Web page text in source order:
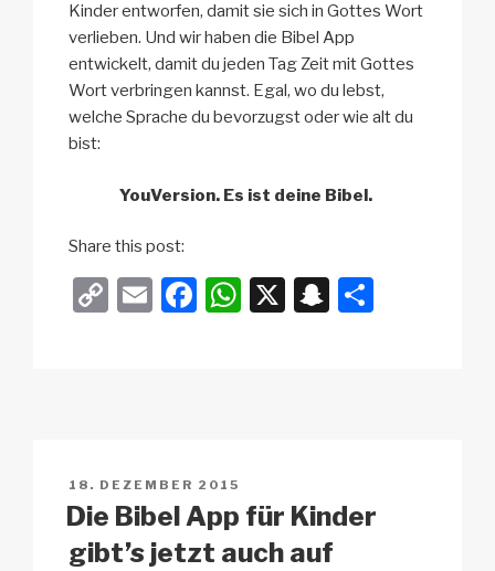
Kinder entworfen, damit sie sich in Gottes Wort
verlieben. Und wir haben die Bibel App
entwickelt, damit du jeden Tag Zeit mit Gottes
Wort verbringen kannst. Egal, wo du lebst,
welche Sprache du bevorzugst oder wie alt du
bist:
YouVersion. Es ist deine Bibel.
Share this post:
C
n
k
E
F
o
o
k
W
p
X
S
at
VERÖFFENTLICHT
AM
18. DEZEMBER 2015
Die Bibel App für Kinder
gibt’s jetzt auch auf